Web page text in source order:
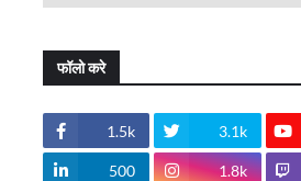
फॉलो करे
1.5k 3.1k
500 1.8k